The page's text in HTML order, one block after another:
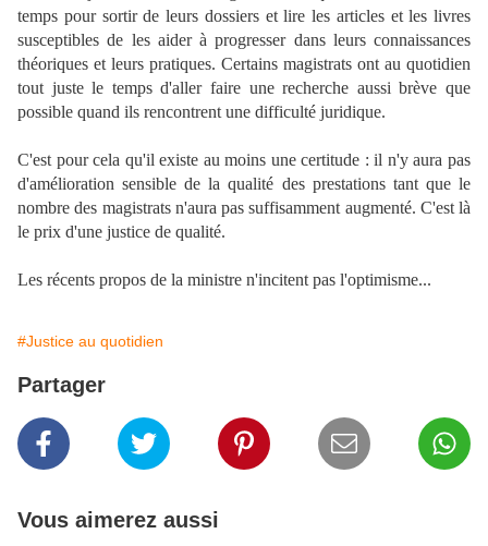
temps pour sortir de leurs dossiers et lire les articles et les livres
susceptibles de les aider à progresser dans leurs connaissances
théoriques et leurs pratiques. Certains magistrats ont au quotidien
tout juste le temps d'aller faire une recherche aussi brève que
possible quand ils rencontrent une difficulté juridique.
C'est pour cela qu'il existe au moins une certitude : il n'y aura pas
d'amélioration sensible de la qualité des prestations tant que le
nombre des magistrats n'aura pas suffisamment augmenté. C'est là
le prix d'une justice de qualité.
Les récents propos de la ministre n'incitent pas l'optimisme...
#Justice au quotidien
Partager
Vous aimerez aussi